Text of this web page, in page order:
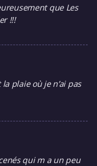
que Les
!!!
plaie où je n’ai pas
qui m a un peu